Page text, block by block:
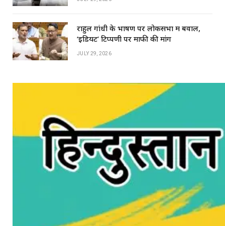
राहुल गांधी के भाषण पर लोकसभा में बवाल,
‘इडियट’ टिप्पणी पर माफी की मांग
JULY 29, 2026